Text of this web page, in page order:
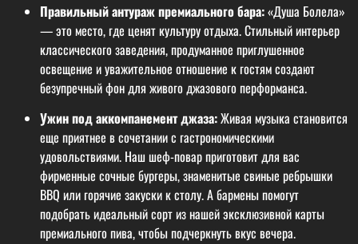
Правильный антураж премиального бара:«Душа Болела»
— это место, где ценят культуру отдыха. Стильный интерьер
классического заведения, продуманное приглушенное
освещение и уважительное отношение к гостям создают
безупречный фон для живого джазового перформанса.
Ужин под аккомпанемент джаза:Живая музыка становится
еще приятнее в сочетании с гастрономическими
удовольствиями. Наш шеф-повар приготовит для вас
фирменные сочные бургеры, знаменитые свиные ребрышки
BBQ или горячие закуски к столу. А бармены помогут
подобрать идеальный сорт из нашей эксклюзивной карты
премиального пива, чтобы подчеркнуть вкус вечера.